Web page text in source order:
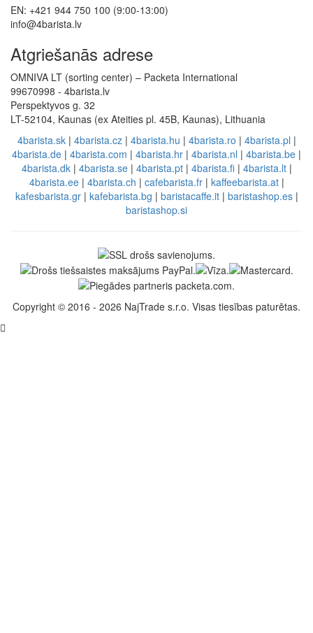
EN: +421 944 750 100 (9:00-13:00)
info@4barista.lv
Atgriešanās adrese
OMNIVA LT (sorting center) – Packeta International
99670998 - 4barista.lv
Perspektyvos g. 32
LT-52104, Kaunas (ex Ateities pl. 45B, Kaunas), Lithuania
4barista.sk| 4barista.cz| 4barista.hu | 4barista.ro | 4barista.pl |
4barista.de | 4barista.com | 4barista.hr | 4barista.nl | 4barista.be |
4barista.dk| 4barista.se| 4barista.pt| 4barista.fi| 4barista.lt|
4barista.ee| 4barista.ch | cafebarista.fr| kaffeebarista.at|
kafesbarista.gr| kafebarista.bg | baristacaffe.it| baristashop.es|
baristashop.si
Copyright © 2016 - 2026 NajTrade s.r.o. Visas tiesības paturētas.